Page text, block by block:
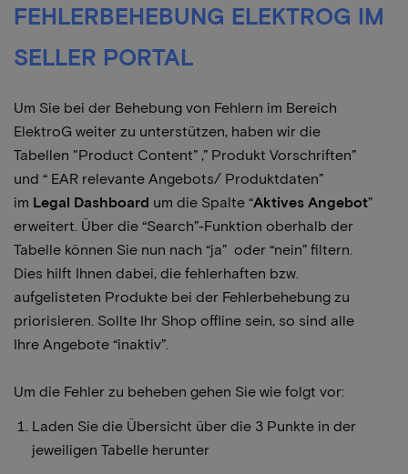
FEHLERBEHEBUNG ELEKTROG IM
SELLER PORTAL
Um Sie bei der Behebung von Fehlern im Bereich
ElektroG weiter zu unterstützen, haben wir die
Tabellen "Product Content” ,” Produkt Vorschriften”
und “ EAR relevante Angebots/ Produktdaten”
im Legal Dashboard um die Spalte “Aktives Angebot”
erweitert. Über die “Search”-Funktion oberhalb der
Tabelle können Sie nun nach “ja” oder “nein” filtern.
Dies hilft Ihnen dabei, die fehlerhaften bzw.
aufgelisteten Produkte bei der Fehlerbehebung zu
priorisieren. Sollte Ihr Shop offline sein, so sind alle
Ihre Angebote “inaktiv”.
Um die Fehler zu beheben gehen Sie wie folgt vor:
Laden Sie die Übersicht über die 3 Punkte in der
jeweiligen Tabelle herunter